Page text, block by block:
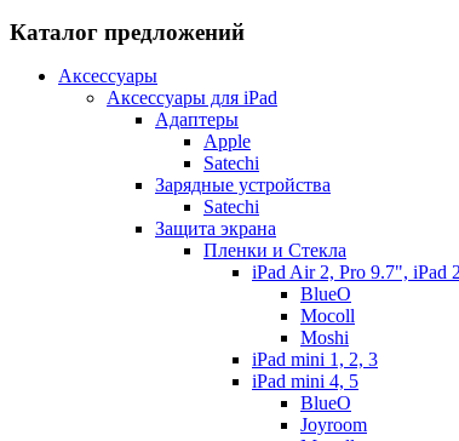
Каталог предложений
Аксессуары
Аксессуары для iPad
Адаптеры
Apple
Satechi
Зарядные устройства
Satechi
Защита экрана
Пленки и Стекла
iPad Air 2, Pro 9.7", iPad
BlueO
Mocoll
Moshi
iPad mini 1, 2, 3
iPad mini 4, 5
BlueO
Joyroom